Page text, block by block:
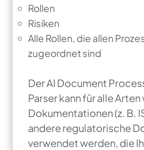
Rollen
Risiken
Alle Rollen, die allen
zugeordnet sind
Der AI Document
Parser kann für alle Arten
Dokumentationen (z. B.
andere regulatorische
verwendet werden, die